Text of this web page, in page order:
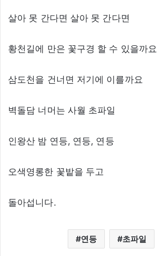
살아 못 간다면 살아 못 간다면
황천길에 만은 꽃구경 할 수 있을까요
삼도천을 건너면 저기에 이를까요
벽돌담 너머는 사월 초파일
인왕산 밤 연등, 연등, 연등
오색영롱한 꽃밭을 두고
돌아섭니다.
연등 초파일